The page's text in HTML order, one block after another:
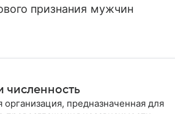
признания мужчин
численность
предназначенная для